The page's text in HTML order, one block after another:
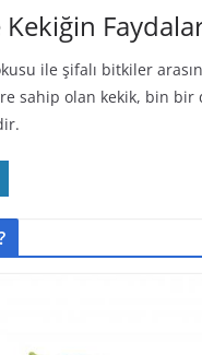
ile şifalı bitkiler
sahip olan kekik, bin bir